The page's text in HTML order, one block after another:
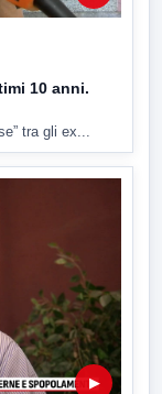
10 anni.
tra gli ex...
▶